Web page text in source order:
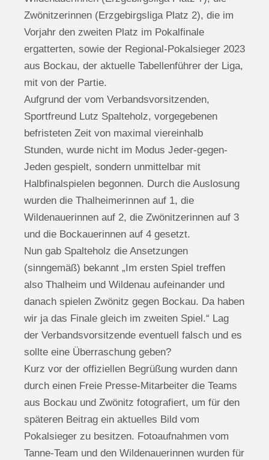
Zwönitzerinnen (Erzgebirgsliga Platz 2), die im
Vorjahr den zweiten Platz im Pokalfinale
ergatterten, sowie der Regional-Pokalsieger 2023
aus Bockau, der aktuelle Tabellenführer der Liga,
mit von der Partie.
Aufgrund der vom Verbandsvorsitzenden,
Sportfreund Lutz Spalteholz, vorgegebenen
befristeten Zeit von maximal viereinhalb
Stunden, wurde nicht im Modus Jeder-gegen-
Jeden gespielt, sondern unmittelbar mit
Halbfinalspielen begonnen. Durch die Auslosung
wurden die Thalheimerinnen auf 1, die
Wildenauerinnen auf 2, die Zwönitzerinnen auf 3
und die Bockauerinnen auf 4 gesetzt.
Nun gab Spalteholz die Ansetzungen
(sinngemäß) bekannt „Im ersten Spiel treffen
also Thalheim und Wildenau aufeinander und
danach spielen Zwönitz gegen Bockau. Da haben
wir ja das Finale gleich im zweiten Spiel.“ Lag
der Verbandsvorsitzende eventuell falsch und es
sollte eine Überraschung geben?
Kurz vor der offiziellen Begrüßung wurden dann
durch einen Freie Presse-Mitarbeiter die Teams
aus Bockau und Zwönitz fotografiert, um für den
späteren Beitrag ein aktuelles Bild vom
Pokalsieger zu besitzen. Fotoaufnahmen vom
Tanne-Team und den Wildenauerinnen wurden für